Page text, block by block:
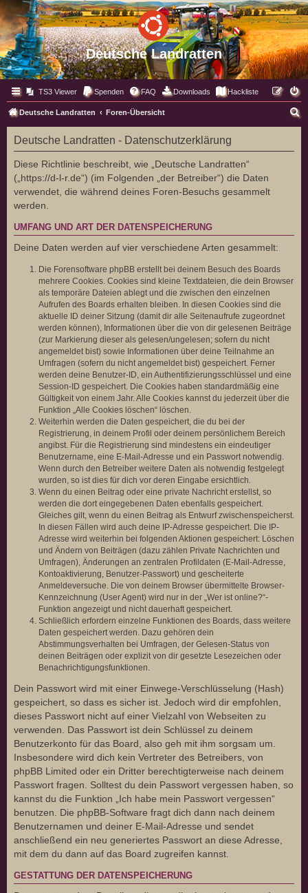
Deutsche Landratten
TS3 Viewer Spenden FAQ Downloads Hackliste
Deutsche Landratten Foren-Übersicht
u
Deutsche Landratten - Datenschutzerklärung
Diese Richtlinie beschreibt, wie „Deutsche Landratten“
(„https://d-l-r.de“) (im Folgenden „der Betreiber“) die Daten
verwendet, die während deines Foren-Besuchs gesammelt
werden.
UMFANG UND ART DER DATENSPEICHERUNG
Deine Daten werden auf vier verschiedene Arten gesammelt:
Die Forensoftware phpBB erstellt bei deinem Besuch des Boards
mehrere Cookies. Cookies sind kleine Textdateien, die dein Browser
als temporäre Dateien ablegt und die zwischen den einzelnen
Aufrufen des Boards erhalten bleiben. In diesen Cookies sind die
aktuelle ID deiner Sitzung (damit dir alle Seitenaufrufe zugeordnet
werden können), Informationen über die von dir gelesenen Beiträge
(zur Markierung dieser als gelesen/ungelesen; sofern du nicht
angemeldet bist) sowie Informationen über deine Teilnahme an
Umfragen (sofern du nicht angemeldet bist) gespeichert. Ferner
werden deine Benutzer-ID, ein Authentifizierungsschlüssel und eine
Session-ID gespeichert. Die Cookies haben standardmäßig eine
Gültigkeit von einem Jahr. Alle Cookies kannst du jederzeit über die
Funktion „Alle Cookies löschen“ löschen.
Weiterhin werden die Daten gespeichert, die du bei der
Registrierung, in deinem Profil oder deinem persönlichem Bereich
angibst. Für die Registrierung sind mindestens ein eindeutiger
Benutzername, eine E-Mail-Adresse und ein Passwort notwendig.
Wenn durch den Betreiber weitere Daten als notwendig festgelegt
wurden, so ist dies für dich vor deren Eingabe ersichtlich.
Wenn du einen Beitrag oder eine private Nachricht erstellst, so
werden die dort eingegebenen Daten ebenfalls gespeichert.
Gleiches gilt, wenn du einen Beitrag als Entwurf zwischenspeicherst.
In diesen Fällen wird auch deine IP-Adresse gespeichert. Die IP-
Adresse wird weiterhin bei folgenden Aktionen gespeichert: Löschen
und Ändern von Beiträgen (dazu zählen Private Nachrichten und
Umfragen), Änderungen an zentralen Profildaten (E-Mail-Adresse,
Kontoaktivierung, Benutzer-Passwort) und gescheiterte
Anmeldeversuche. Die von deinem Browser übermittelte Browser-
Kennzeichnung (User Agent) wird nur in der „Wer ist online?“-
Funktion angezeigt und nicht dauerhaft gespeichert.
Schließlich erfordern einzelne Funktionen des Boards, dass weitere
Daten gespeichert werden. Dazu gehören dein
Abstimmungsverhalten bei Umfragen, der Gelesen-Status von
deinen Beiträgen oder explizit von dir gesetzte Lesezeichen oder
Benachrichtigungsfunktionen.
Dein Passwort wird mit einer Einwege-Verschlüsselung (Hash)
gespeichert, so dass es sicher ist. Jedoch wird dir empfohlen,
dieses Passwort nicht auf einer Vielzahl von Webseiten zu
verwenden. Das Passwort ist dein Schlüssel zu deinem
Benutzerkonto für das Board, also geh mit ihm sorgsam um.
Insbesondere wird dich kein Vertreter des Betreibers, von
phpBB Limited oder ein Dritter berechtigterweise nach deinem
Passwort fragen. Solltest du dein Passwort vergessen haben, so
kannst du die Funktion „Ich habe mein Passwort vergessen“
benutzen. Die phpBB-Software fragt dich dann nach deinem
Benutzernamen und deiner E-Mail-Adresse und sendet
anschließend ein neu generiertes Passwort an diese Adresse,
mit dem du dann auf das Board zugreifen kannst.
GESTATTUNG DER DATENSPEICHERUNG